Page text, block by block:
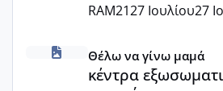
RAM2127 Ιουλίου27
κέντρα εξωσωματικής και γιατροί
Θέλω να γίνω μαμά
κέντρα